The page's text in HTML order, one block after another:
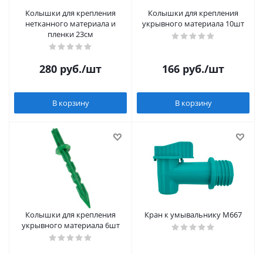
Колышки для крепления
нетканного материала и
пленки 23см
280 руб./шт
В корзину
Колышки для крепления
укрывного материала 10шт
166 руб./шт
В корзину
Колышки для крепления
укрывного материала 6шт
Кран к умывальнику М667